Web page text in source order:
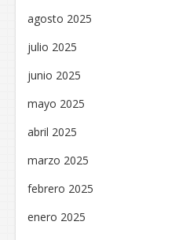
agosto 2025
julio 2025
junio 2025
mayo 2025
abril 2025
marzo 2025
febrero 2025
enero 2025